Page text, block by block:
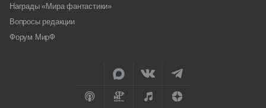
Награды «Мира фантастики»
Вопросы редакции
Форум МирФ